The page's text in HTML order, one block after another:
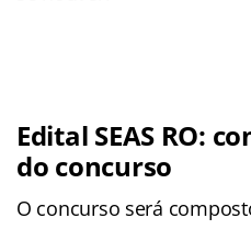
Edital SEAS RO:
do concurso
O concurso será